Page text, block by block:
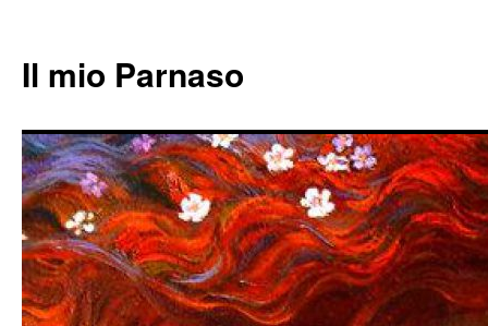
Il mio Parnaso